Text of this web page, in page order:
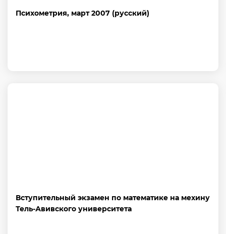
Психометрия, март 2007 (русский)
Вступительный экзамен по математике на мехину
Тель-Авивского университета